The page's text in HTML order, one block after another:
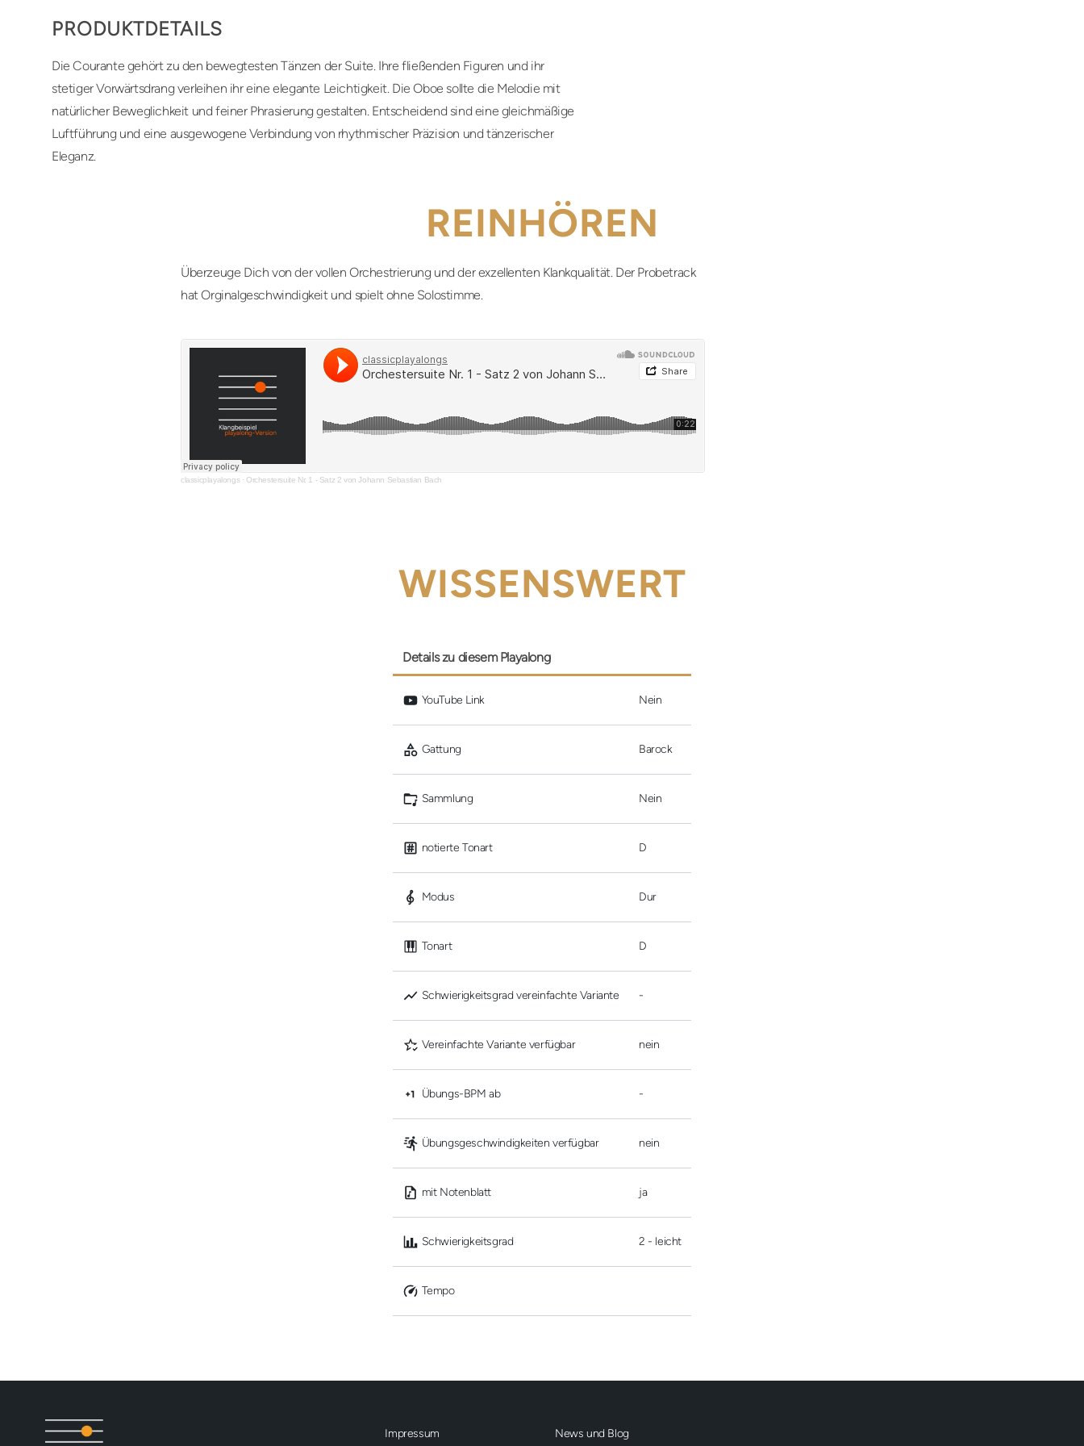
PRODUKTDETAILS
Die Courante gehört zu den bewegtesten Tänzen der Suite. Ihre fließenden Figuren und ihr
stetiger Vorwärtsdrang verleihen ihr eine elegante Leichtigkeit. Die Oboe sollte die Melodie mit
natürlicher Beweglichkeit und feiner Phrasierung gestalten. Entscheidend sind eine gleichmäßige
Luftführung und eine ausgewogene Verbindung von rhythmischer Präzision und tänzerischer
Eleganz.
REINHÖREN
Überzeuge Dich von der vollen Orchestrierung und der exzellenten Klankqualität. Der Probetrack
hat Orginalgeschwindigkeit und spielt ohne Solostimme.
classicplayalongs·Orchestersuite Nr. 1 - Satz 2 von Johann Sebastian Bach
WISSENSWERT
Details zu diesem Playalong
YouTube Link Nein
Gattung Barock
Sammlung Nein
notierte Tonart D
Modus Dur
Tonart D
Schwierigkeitsgrad vereinfachte Variante -
Vereinfachte Variante verfügbar nein
Übungs-BPM ab -
Übungsgeschwindigkeiten verfügbar nein
mit Notenblatt ja
Schwierigkeitsgrad 2 - leicht
Tempo
Impressum News und Blog